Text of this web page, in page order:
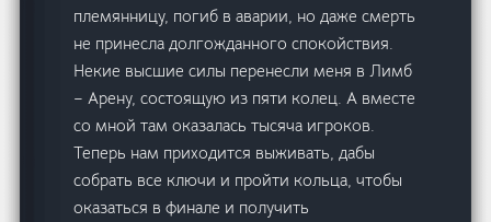
племянницу, погиб в аварии, но даже смерть
не принесла долгожданного спокойствия.
Некие высшие силы перенесли меня в Лимб
– Арену, состоящую из пяти колец. А вместе
со мной там оказалась тысяча игроков.
Теперь нам приходится выживать, дабы
собрать все ключи и пройти кольца, чтобы
оказаться в финале и получить